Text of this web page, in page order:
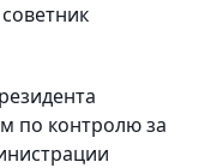
по контролю за